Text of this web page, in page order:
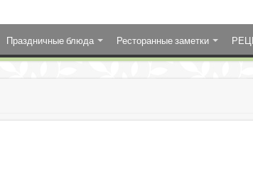
Праздничные блюда Ресторанные заметки